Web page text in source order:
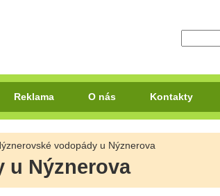
Reklama O nás Kontakty
vodopády u Nýznerova
u Nýznerova